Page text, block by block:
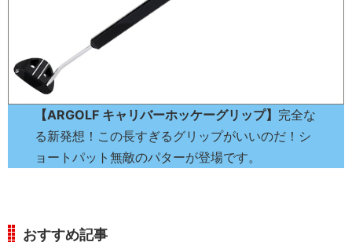
【ARGOLF キャリバーホッケーグリップ】 完全な
る新発想！この長すぎるグリップがいいのだ！シ
ョートパット無敵のパターが登場です。
おすすめ記事